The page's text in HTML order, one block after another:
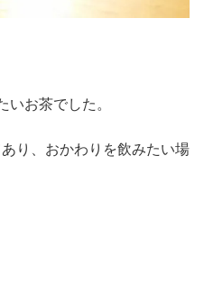
いお茶でした。
り、おかわりを飲みたい場